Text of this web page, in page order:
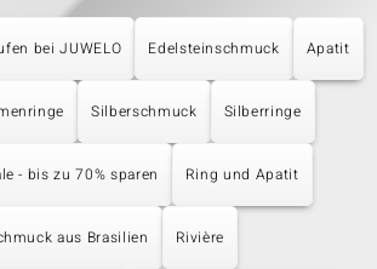
bei JUWELO Edelsteinschmuck Apatit
Silberschmuck Silberringe
- bis zu 70% sparen Ring und Apatit
aus Brasilien Rivière